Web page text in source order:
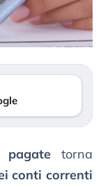
torna
conti correnti